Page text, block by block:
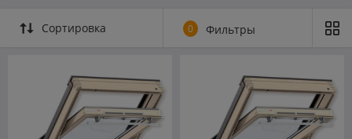
Сортировка 0 Фильтры